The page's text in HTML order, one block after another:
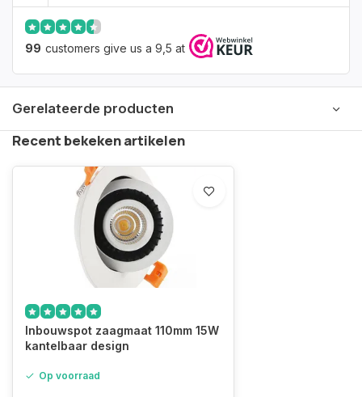
99 customers give us a 9,5 at
Gerelateerde producten
Recent bekeken artikelen
Inbouwspot zaagmaat 110mm 15W
kantelbaar design
Op voorraad